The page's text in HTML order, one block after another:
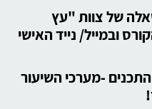
של צוות "עץ
ובמייל/ נייד האישי
-מערכי השיעור